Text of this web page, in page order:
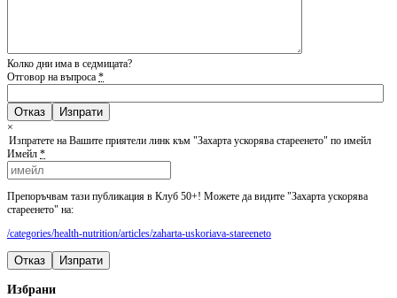
Колко дни има в седмицата?
Отговор на въпроса *
Отказ
×
Изпратете на Вашите приятели линк към "Захарта ускорява стареенето" по имейл
Имейл *
Препоръчвам тази публикация в Клуб 50+! Можете да видите "Захарта ускорява
стареенето" на:
/categories/health-nutrition/articles/zaharta-uskoriava-stareeneto
Отказ Изпрати
Избрани